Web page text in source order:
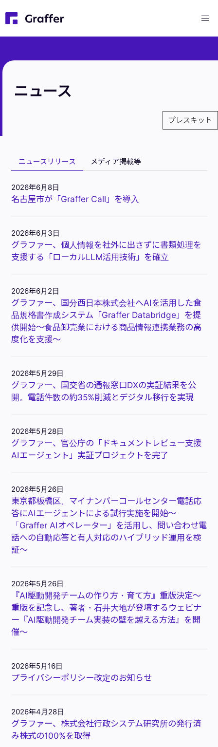
ニュース
プレスキット
ニュースリリース メディア掲載等
2026年6月8日
名古屋市が「Graffer Call」を導入
2026年6月3日
グラファー、個人情報を社外に出さずに書類処理を
支援する「ローカルLLM活用技術」を確立
2026年6月2日
グラファー、国分西日本株式会社へAIを活用した食
品規格書作成システム「Graffer Databridge」を提
供開始〜食品卸売業における商品情報連携業務の高
度化を支援〜
2026年5月29日
グラファー、国交省の通報窓口DXの実証結果を公
開。電話件数の約35%削減とデジタル移行を実現
2026年5月28日
グラファー、官公庁の「ドキュメントレビュー支援
AIエージェント」実証プロジェクトを完了
2026年5月26日
東京都板橋区、マイナンバーコールセンター電話応
答にAIエージェントによる試行実施を開始～
「Graffer AIオペレーター」を活用し、問い合わせ電
話への自動応答と有人対応のハイブリッド運用を検
証～
2026年5月26日
『AI駆動開発チームの作り方・育て方』重版決定〜
重版を記念し、著者・石井大地が登壇するウェビナ
ー『AI駆動開発チーム実装の壁を越える方法』を開
催〜
2026年5月16日
プライバシーポリシー改定のお知らせ
2026年4月28日
グラファー、株式会社行政システム研究所の発行済
み株式の100%を取得